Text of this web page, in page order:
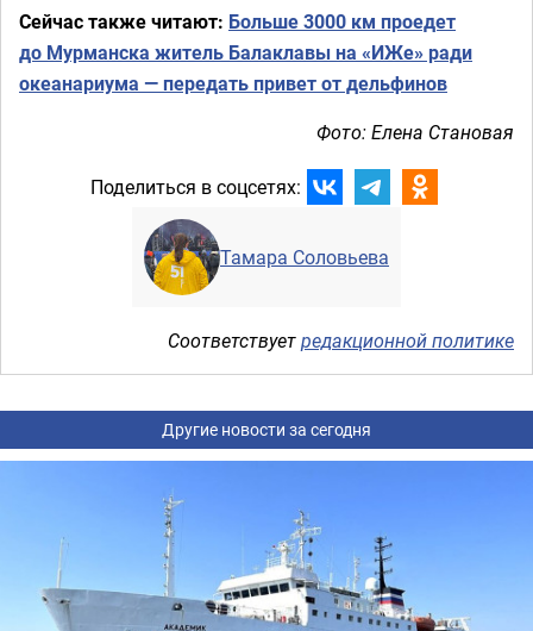
Сейчас также читают: Больше 3000 км проедет
до Мурманска житель Балаклавы на «ИЖе» ради
океанариума — передать привет от дельфинов
Фото: Елена Становая
Поделиться в соцсетях:
Тамара Соловьева
Соответствуетредакционной политике
Другие новости за сегодня